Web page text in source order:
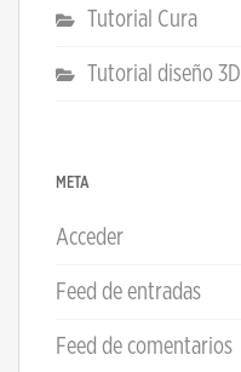
Tutorial Cura
Tutorial diseño 3D
META
Acceder
Feed de entradas
Feed de comentarios